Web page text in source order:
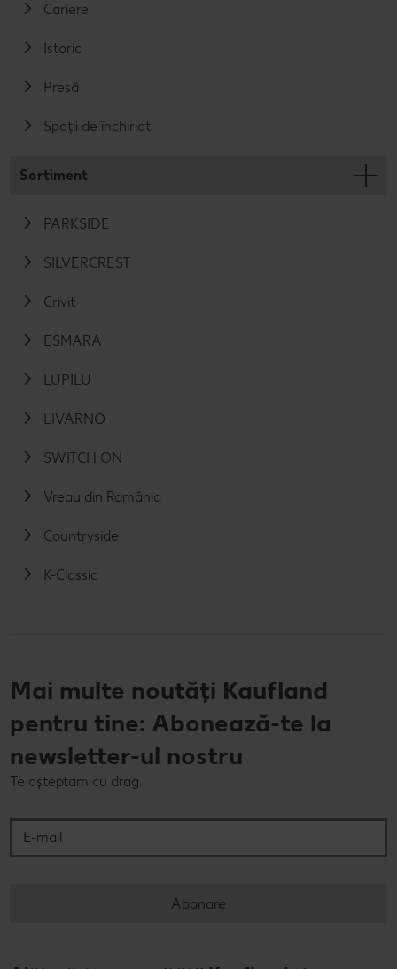
Cariere
Istoric
Presă
Spații de închiriat
Sortiment
PARKSIDE
SILVERCREST
Crivit
ESMARA
LUPILU
LIVARNO
SWITCH ON
Vreau din România
Countryside
K-Classic
Mai multe noutăți Kaufland
pentru tine: Abonează-te la
newsletter-ul nostru
Te așteptam cu drag.
Abonare